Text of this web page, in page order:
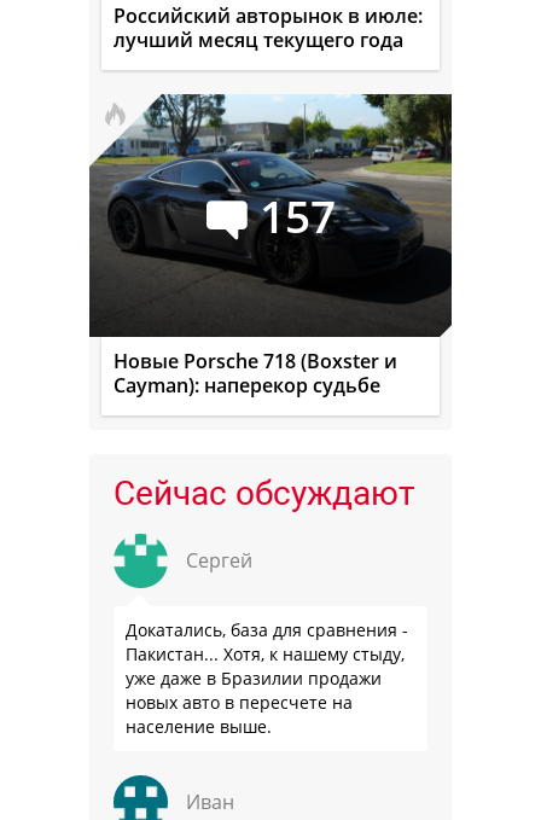
Российский авторынок в июле:
лучший месяц текущего года
157
Новые Porsche 718 (Boxster и
Cayman): наперекор судьбе
Сейчас обсуждают
Сергей
Докатались, база для сравнения -
Пакистан... Хотя, к нашему стыду,
уже даже в Бразилии продажи
новых авто в пересчете на
население выше.
Иван